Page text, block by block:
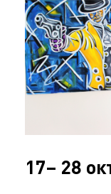
17– 28